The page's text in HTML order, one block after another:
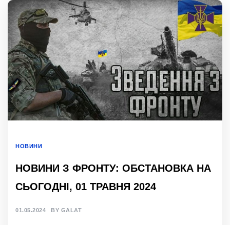
НОВИНИ
НОВИНИ З ФРОНТУ: ОБСТАНОВКА НА
СЬОГОДНІ, 01 ТРАВНЯ 2024
01.05.2024 BY GALAT